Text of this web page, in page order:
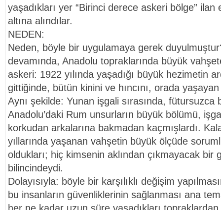
yaşadıkları yer “Birinci derece askeri bölge”
altına alındılar.
NEDEN:
Neden, böyle bir uygulamaya gerek
devamında, Anadolu topraklarında büyük
askeri: 1922 yılında yaşadığı büyük hezimetin
gittiğinde, bütün kinini ve hıncını, orada
Aynı şekilde: Yunan işgali sırasında, fütursuzca
Anadolu’daki Rum unsurların büyük bölümü,
korkudan arkalarına bakmadan kaçmışlardı.
yıllarında yaşanan vahşetin büyük ölçüde
oldukları; hiç kimsenin aklından çıkmayacak
bilincindeydi.
Dolayısıyla: böyle bir karşılıklı değişim
bu insanların güvenliklerinin sağlanması ana